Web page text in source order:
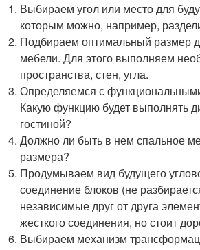
Выбираем угол или место для
которым можно, например,
Подбираем оптимальный размер
мебели. Для этого выполняем
пространства, стен, угла.
Определяемся с
Какую функцию будет выполнять
гостиной?
Должно ли быть в нем спальное
размера?
Продумываем вид будущего
соединение блоков (не
независимые друг от друга
жесткого соединения, но стоит
Выбираем механизм